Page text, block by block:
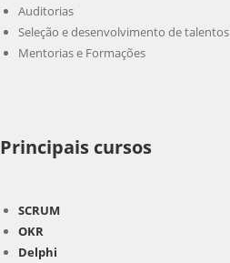
Auditorias
Seleção e desenvolvimento de talentos
Mentorias e Formações
Principais cursos
SCRUM
OKR
Delphi